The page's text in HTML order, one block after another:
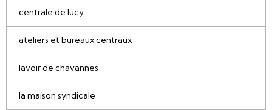
centrale de lucy
ateliers et bureaux centraux
lavoir de chavannes
la maison syndicale